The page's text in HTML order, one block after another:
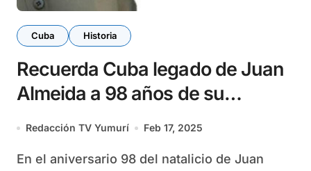
Cuba Historia
Recuerda Cuba legado de Juan
Almeida a 98 años de su
natalicio
Redacción TV Yumurí Feb 17, 2025
En el aniversario 98 del natalicio de Juan